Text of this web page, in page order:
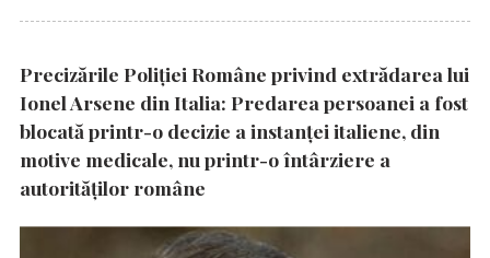
Precizările Poliţiei Române privind extrădarea lui
Ionel Arsene din Italia: Predarea persoanei a fost
blocată printr-o decizie a instanţei italiene, din
motive medicale, nu printr-o întârziere a
autorităţilor române